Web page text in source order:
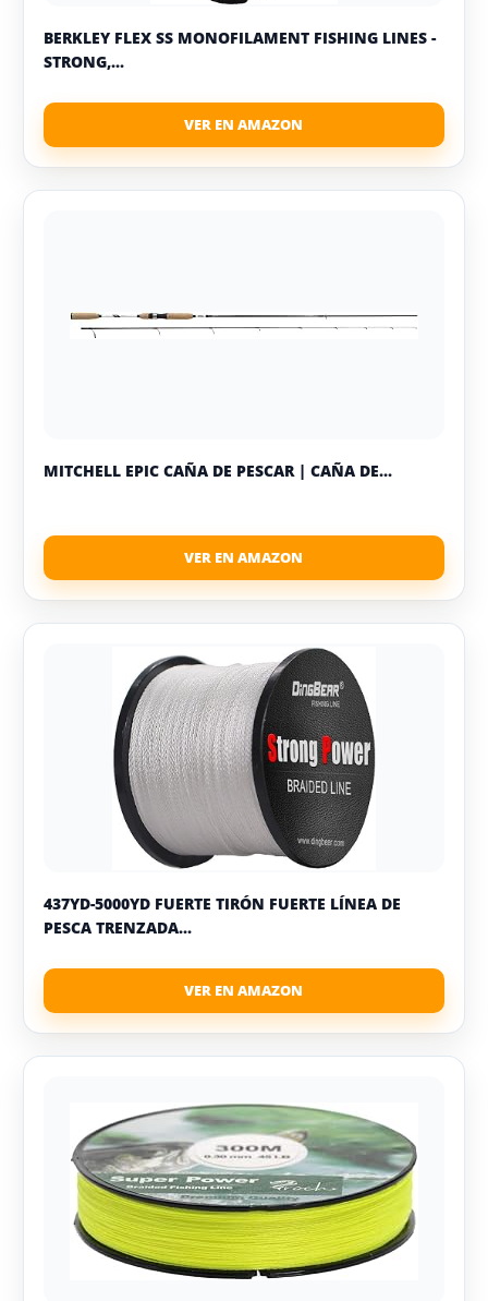
BERKLEY FLEX SS MONOFILAMENT FISHING LINES -
STRONG,...
MITCHELL EPIC CAÑA DE PESCAR | CAÑA DE...
437YD-5000YD FUERTE TIRÓN FUERTE LÍNEA DE
PESCA TRENZADA...